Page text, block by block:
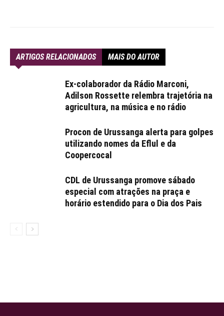
ARTIGOS RELACIONADOS MAIS DO AUTOR
Ex-colaborador da Rádio Marconi,
Adilson Rossette relembra trajetória na
agricultura, na música e no rádio
Procon de Urussanga alerta para golpes
utilizando nomes da Eflul e da
Coopercocal
CDL de Urussanga promove sábado
especial com atrações na praça e
horário estendido para o Dia dos Pais